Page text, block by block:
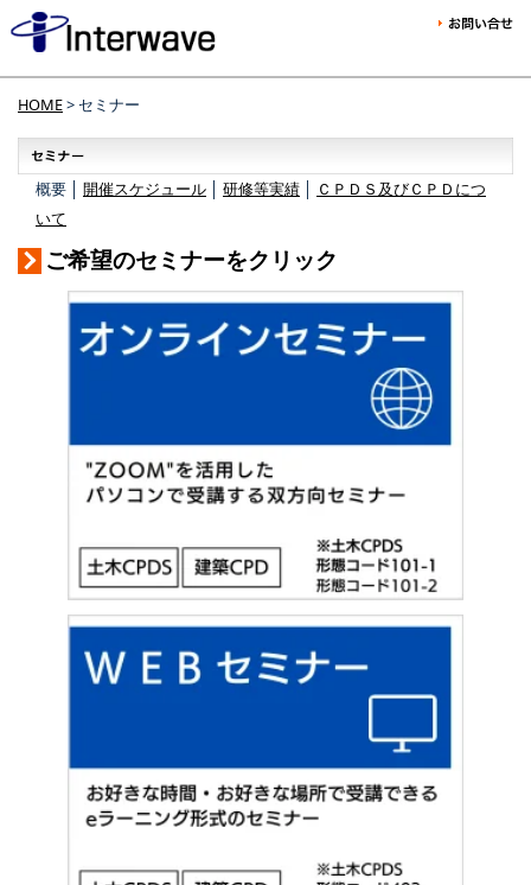
HOME> セミナー
概要 │ 開催スケジュール 研修等実績
ＣＰＤＳ及びＣＰＤにつ
いて
ご希望のセミナーをクリック